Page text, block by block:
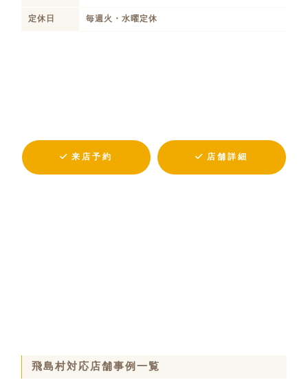
定休日 毎週火・水曜定休
来店予約 店舗詳細
飛島村対応店舗事例一覧